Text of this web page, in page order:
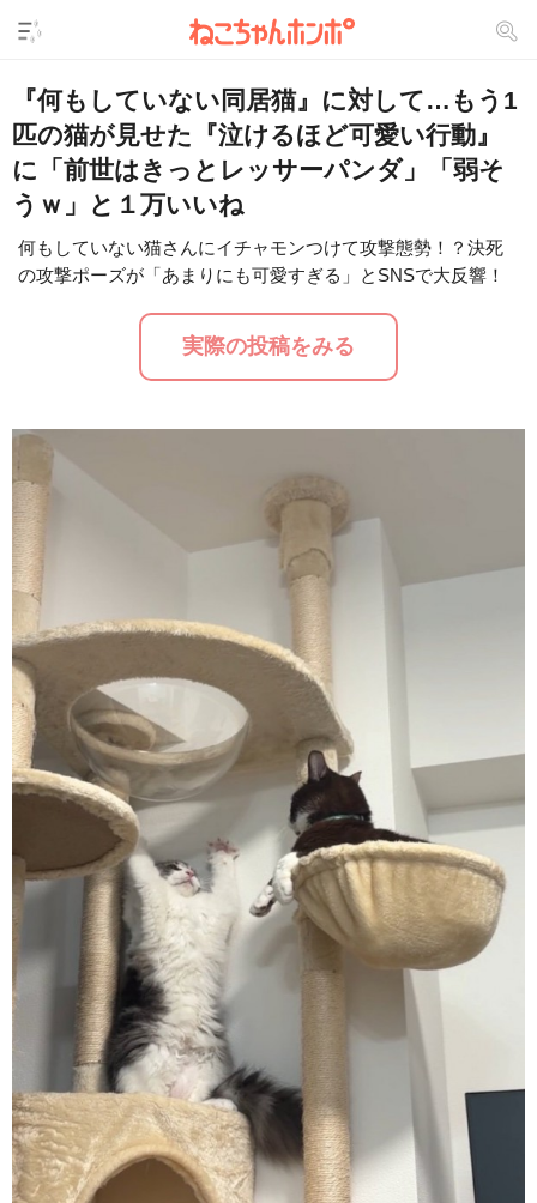
『何もしていない同居猫』に対して…もう1
匹の猫が見せた『泣けるほど可愛い行動』
に「前世はきっとレッサーパンダ」「弱そ
うｗ」と１万いいね
U
n
u
/
o
a
d
d
1
何もしていない猫さんにイチャモンつけて攻撃態勢！？決死
の攻撃ポーズが「あまりにも可愛すぎる」とSNSで大反響！
実際の投稿をみる